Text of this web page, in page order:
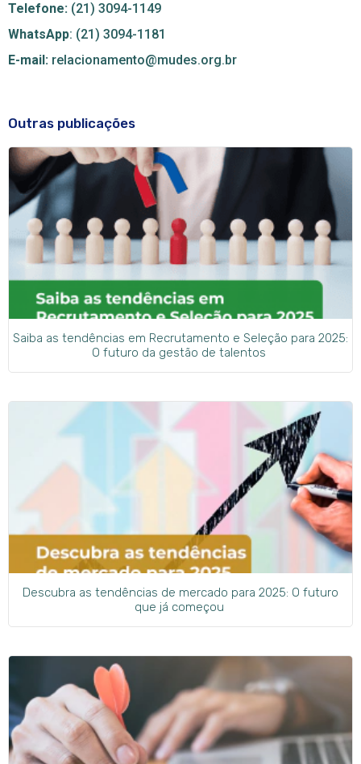
Telefone: (21) 3094-1149
WhatsApp: (21) 3094-1181
E-mail: relacionamento@mudes.org.br
Outras publicações
Saiba as tendências em Recrutamento e Seleção para 2025:
O futuro da gestão de talentos
Descubra as tendências de mercado para 2025: O futuro
que já começou